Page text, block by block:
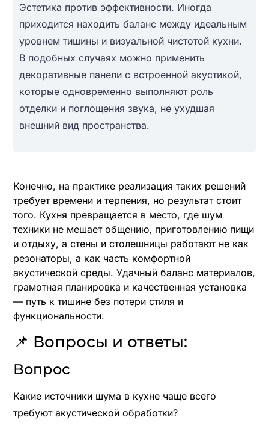
Эстетика против эффективности. Иногда
приходится находить баланс между идеальным
уровнем тишины и визуальной чистотой кухни.
В подобных случаях можно применить
декоративные панели с встроенной акустикой,
которые одновременно выполняют роль
отделки и поглощения звука, не ухудшая
внешний вид пространства.
Конечно, на практике реализация таких решений
требует времени и терпения, но результат стоит
того. Кухня превращается в место, где шум
техники не мешает общению, приготовлению пищи
и отдыху, а стены и столешницы работают не как
резонаторы, а как часть комфортной
акустической среды. Удачный баланс материалов,
грамотная планировка и качественная установка
— путь к тишине без потери стиля и
функциональности.
📌 Вопросы и ответы:
Вопрос
Какие источники шума в кухне чаще всего
требуют акустической обработки?